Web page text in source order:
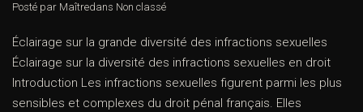
Posté par Maîtredans Non classé
Éclairage sur la grande diversité des infractions sexuelles
Éclairage sur la diversité des infractions sexuelles en droit
Introduction Les infractions sexuelles figurent parmi les plus
sensibles et complexes du droit pénal français. Elles